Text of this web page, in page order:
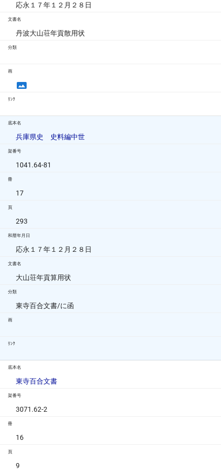
応永１７年１２月２８日
文書名
丹波大山荘年貢散用状
分類
画
ﾘﾝｸ
底本名
兵庫県史 史料編中世
架番号
1041.64-81
冊
17
頁
293
和暦年月日
応永１７年１２月２８日
文書名
大山荘年貢算用状
分類
東寺百合文書/に函
画
ﾘﾝｸ
底本名
東寺百合文書
架番号
3071.62-2
冊
16
頁
9